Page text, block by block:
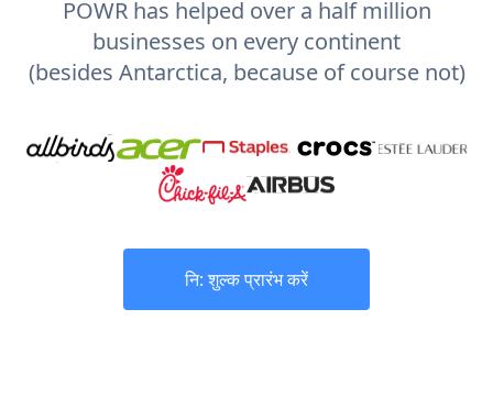
POWR has helped over a half million
businesses on every continent
(besides Antarctica, because of course not)
नि: शुल्क प्रारंभ करें